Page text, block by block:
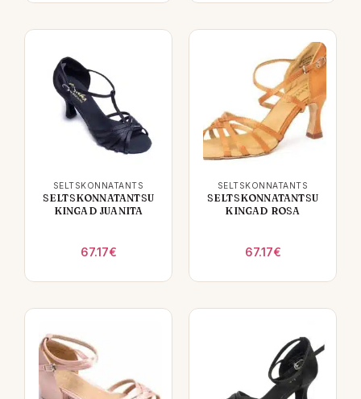
SELTSKONNATANTS
SELTSKONNATANTSU
KINGAD JUANITA
67.17€
SELTSKONNATANTS
SELTSKONNATANTSU
KINGAD ROSA
67.17€